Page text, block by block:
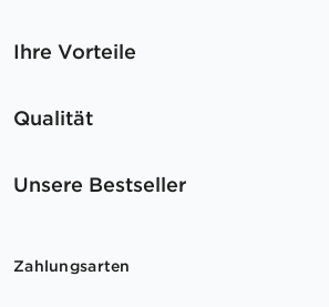
Ihre Vorteile
Qualität
Unsere Bestseller
Zahlungsarten